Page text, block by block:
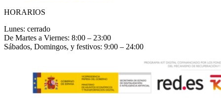
HORARIOS
Lunes: cerrado
De Martes a Viernes: 8:00 – 23:00
Sábados, Domingos, y festivos: 9:00 – 24:00